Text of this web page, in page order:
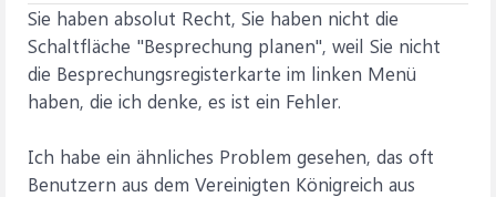
Sie haben absolut Recht, Sie haben nicht die
Schaltfläche "Besprechung planen", weil Sie nicht
die Besprechungsregisterkarte im linken Menü
haben, die ich denke, es ist ein Fehler.
Ich habe ein ähnliches Problem gesehen, das oft
Benutzern aus dem Vereinigten Königreich aus